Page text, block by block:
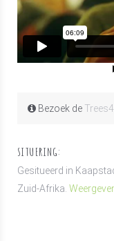
Bezoek de
SITUERING:
Gesitueerd in
Zuid-Afrika.